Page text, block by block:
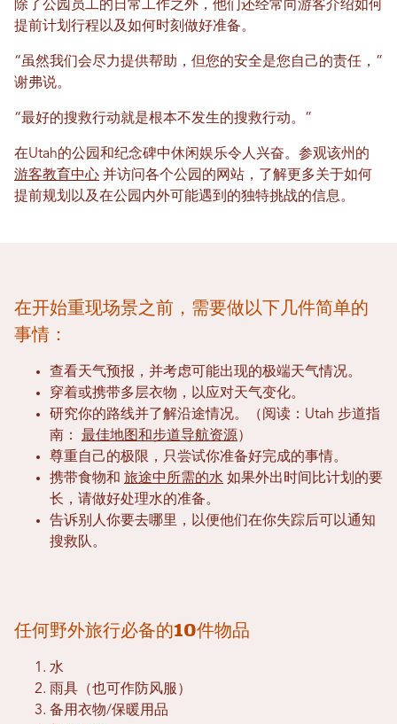
除了公园员工的日常工作之外，他们还经常向游客介绍如何
提前计划行程以及如何时刻做好准备。
“虽然我们会尽力提供帮助，但您的安全是您自己的责任，”
谢弗说。
“最好的搜救行动就是根本不发生的搜救行动。”
在Utah的公园和纪念碑中休闲娱乐令人兴奋。参观该州的
游客教育中心 并访问各个公园的网站，了解更多关于如何
提前规划以及在公园内外可能遇到的独特挑战的信息。
在开始重现场景之前，需要做以下几件简单的
事情：
查看天气预报，并考虑可能出现的极端天气情况。
穿着或携带多层衣物，以应对天气变化。
研究你的路线并了解沿途情况。（阅读：Utah 步道指
南： 最佳地图和步道导航资源）
尊重自己的极限，只尝试你准备好完成的事情。
携带食物和 旅途中所需的水 如果外出时间比计划的要
长，请做好处理水的准备。
告诉别人你要去哪里，以便他们在你失踪后可以通知
搜救队。
任何野外旅行必备的10件物品
水
雨具（也可作防风服）
备用衣物/保暖用品